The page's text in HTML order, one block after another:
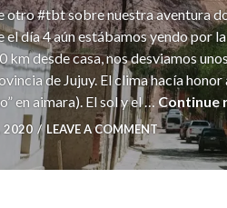
otro #tbt sobre nuestra aventura
el día 4 aún estábamos yendo por
km desde casa, nos desviamos
de Jujuy. El clima hacía
en aimara). El sol y el …Continue
2020 LEAVE A COMMENT